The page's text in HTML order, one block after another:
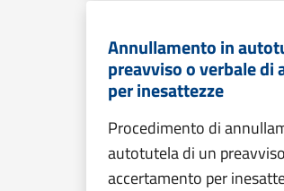
Annullamento in
preavviso o verbale di
per inesattezze
Procedimento di
autotutela di un
accertamento per